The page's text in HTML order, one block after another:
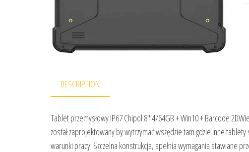
DESCRIPTION
Tablet przemysłowy IP67 Chipol 8″ 4/64GB + Win10 + Barcode
został zaprojektowany by wytrzymać wszędzie tam gdzie inne
warunki pracy. Szczelna konstrukcja, spełnia wymagania stawiane